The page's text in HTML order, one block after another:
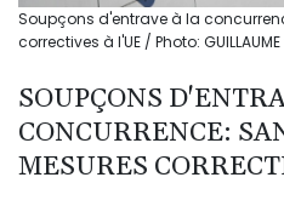
Soupçons d'entrave à la
correctives à l'UE / Photo:
SOUPÇONS
CONCURRENCE:
MESURES